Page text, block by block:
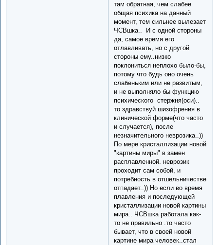
там обратная, чем слабее
общая психика на данный
момент, тем сильнее вылезает
ЧСВшка.. И с одной стороны
да, самое время его
отлавливать, но с другой
стороны ему..низко
поклониться неплохо было-бы,
потому что будь оно очень
слабеньким или не развитым,
и не выполняло бы функцию
психического стержня(оси)..
то здравствуй шизофрения в
клинической форме(что часто
и случается), после
незначительного неврозика..))
По мере кристаллизации новой
"картины миры" в замен
расплавленной. неврозик
проходит сам собой, и
потребность в отшельничестве
отпадает..)) Но если во время
плавления и последующей
кристаллизации новой картины
мира.. ЧСВшка работала как-
то не правильно .то часто
бывает, что в своей новой
картине мира человек..стал